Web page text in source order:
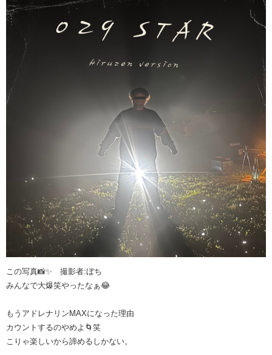
この写真📸✨ 撮影者:ぼち
みんなで大爆笑やったなぁ😂
もうアドレナリンMAXになった理由
カウントするのやめよ🌀笑
こりゃ楽しいから諦めるしかない。